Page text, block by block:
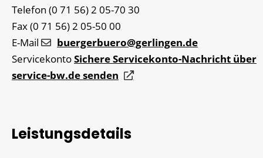
Telefon (0 71 56) 2 05-70 30
Fax(0 71 56) 2 05-50 00
E-Mail
buergerbuero@gerlingen.de
ServicekontoSichere Servicekonto-Nachricht über
service-bw.de senden
Leistungsdetails